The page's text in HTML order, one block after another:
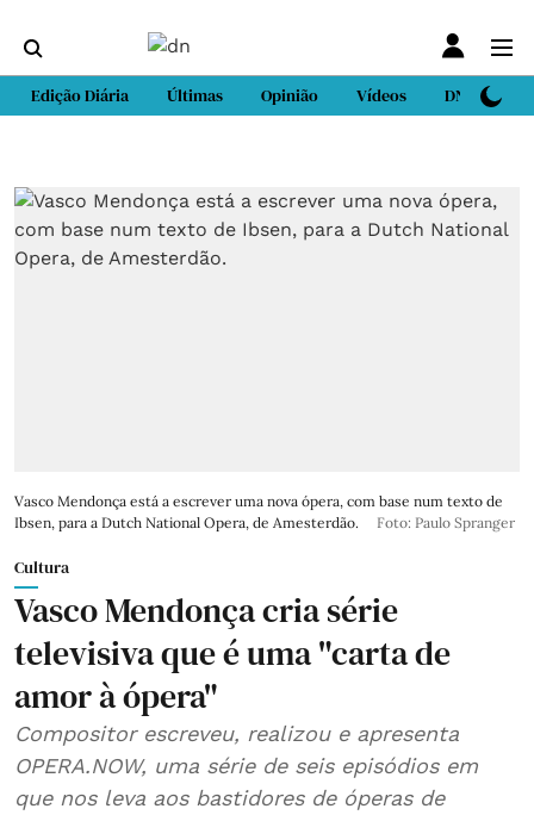
Edição Diária Últimas Opinião Vídeos DN Sport
Vasco Mendonça está a escrever uma nova ópera, com base num texto de
Ibsen, para a Dutch National Opera, de Amesterdão.
Foto: Paulo Spranger
Cultura
Vasco Mendonça cria série
televisiva que é uma "carta de
amor à ópera"
Compositor escreveu, realizou e apresenta
OPERA.NOW, uma série de seis episódios em
que nos leva aos bastidores de óperas de